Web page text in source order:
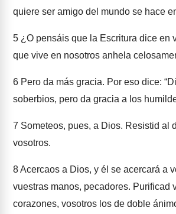
quiere ser amigo del mundo se hace
5 ¿O pensáis que la Escritura dice en
que vive en nosotros anhela
6 Pero da más gracia. Por eso dice:
soberbios, pero da gracia a los
7 Someteos, pues, a Dios. Resistid al
vosotros.
8Acercaos a Dios, y él se acercará a
vuestras manos, pecadores. Purificad
corazones, vosotros los de doble